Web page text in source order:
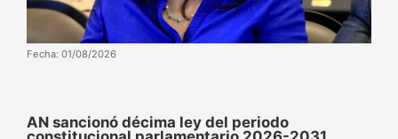
Fecha: 01/08/2026
AN sancionó décima ley del periodo